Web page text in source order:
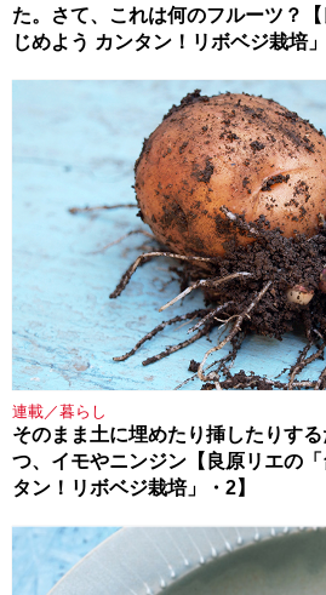
た。さて、これは何のフルーツ？
じめよう カンタン！リボベジ栽培」
連載／暮らし
そのまま土に埋めたり挿したりす
つ、イモやニンジン【良原リエの
タン！リボベジ栽培」・2】